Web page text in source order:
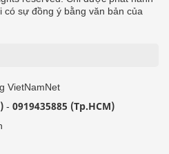
có sự đồng ý bằng văn bản của
VietNamNet
- 0919435885 (Tp.HCM)